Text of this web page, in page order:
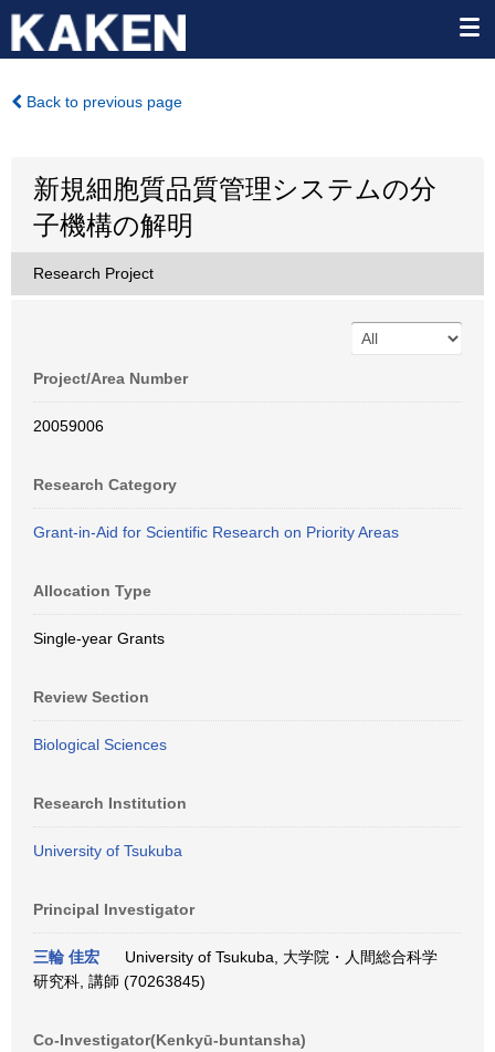
Back to previous page
新規細胞質品質管理システムの分
子機構の解明
Research Project
Project/Area Number
20059006
Research Category
Grant-in-Aid for Scientific Research on Priority Areas
Allocation Type
Single-year Grants
Review Section
Biological Sciences
Research Institution
University of Tsukuba
Principal Investigator
三輪 佳宏
University of Tsukuba, 大学院・人間総合科学
研究科, 講師 (70263845)
Co-Investigator(Kenkyū-buntansha)